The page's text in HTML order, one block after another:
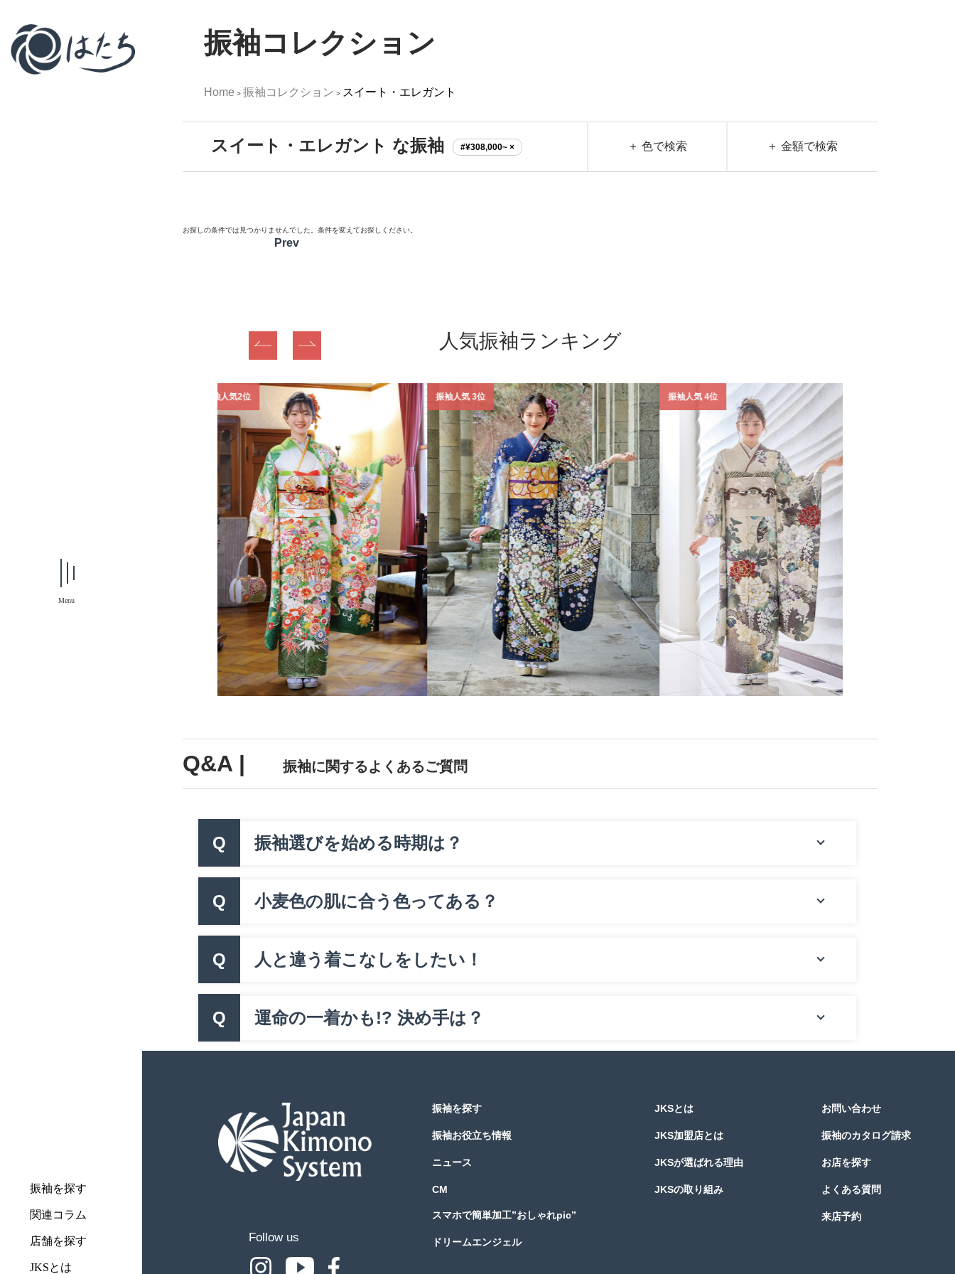
振袖を探す
関連コラム
店舗を探す
JKSとは
Menu
振袖コレクション
Home >振袖コレクション > スイート・エレガント
スイート・エレガント な振袖 #¥308,000~ × ＋ 色で検索 ＋ 金額で検索
お探しの条件では見つかりませんでした。条件を変えてお探しください。
Prev
人気振袖ランキング
振袖人気2位 振袖人気 3位 振袖人気 4位
Q&A | 振袖に関するよくあるご質問
Q 振袖選びを始める時期は？
Q 小麦色の肌に合う色ってある？
Q 人と違う着こなしをしたい！
Q 運命の一着かも!? 決め手は？
Follow us
振袖を探す
振袖お役立ち情報
ニュース
CM
スマホで簡単加工”おしゃれpic”
ドリームエンジェル
JKSとは
JKS加盟店とは
JKSが選ばれる理由
JKSの取り組み
お問い合わせ
振袖のカタログ請求
お店を探す
よくある質問
来店予約